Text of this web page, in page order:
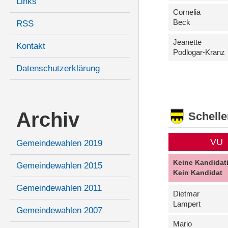
RSS
Kontakt
Datenschutzerklärung
Archiv
Gemeindewahlen 2019
Gemeindewahlen 2015
Gemeindewahlen 2011
Gemeindewahlen 2007
Cornelia
Beck
Jeanette
Podlogar-Kranz
VU
Keine
Kein Kandidat
Dietmar
Lampert
Mario